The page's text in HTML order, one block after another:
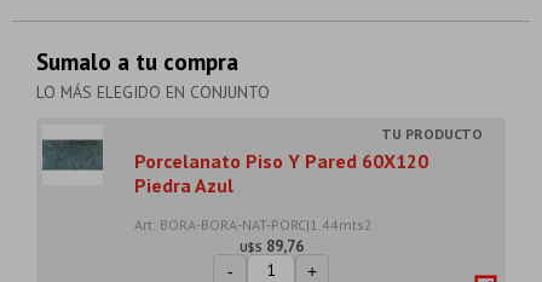
Sumalo a tu compra
LO MÁS ELEGIDO EN CONJUNTO
Porcelanato Piso Y Pared 60X120
Piedra Azul
Art: BORA-BORA-NAT-PORC|1.44mts2
U$S 89,76
- +